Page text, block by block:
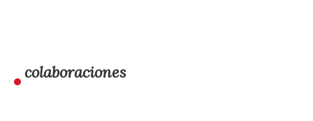
colaboraciones